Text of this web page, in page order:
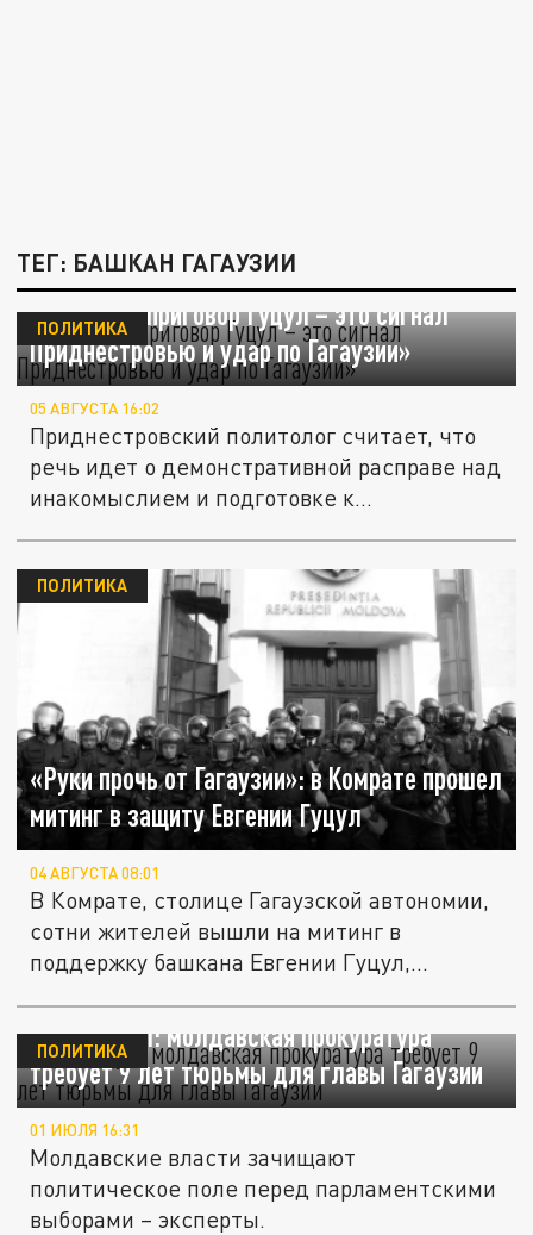
ТЕГ: БАШКАН ГАГАУЗИИ
Сафонов: «приговор Гуцул – это сигнал
Приднестровью и удар по Гагаузии»
ПОЛИТИКА
05 АВГУСТА 16:02
Приднестровский политолог считает, что
речь идет о демонстративной расправе над
инакомыслием и подготовке к...
«Руки прочь от Гагаузии»: в Комрате прошел
митинг в защиту Евгении Гуцул
ПОЛИТИКА
04 АВГУСТА 08:01
В Комрате, столице Гагаузской автономии,
сотни жителей вышли на митинг в
поддержку башкана Евгении Гуцул,...
Дело Гуцул: молдавская прокуратура
требует 9 лет тюрьмы для главы Гагаузии
ПОЛИТИКА
01 ИЮЛЯ 16:31
Молдавские власти зачищают
политическое поле перед парламентскими
выборами – эксперты.